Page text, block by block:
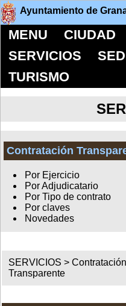
Ayuntamiento de
MENU CIUDAD
SERVICIOS
TURISMO
Contratación
Por Ejercicio
Por Adjudicatario
Por Tipo de contrato
Por claves
Novedades
SERVICIOS >
Transparente